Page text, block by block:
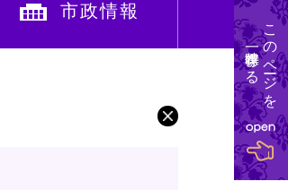
市政情報
このページを
一時保存する